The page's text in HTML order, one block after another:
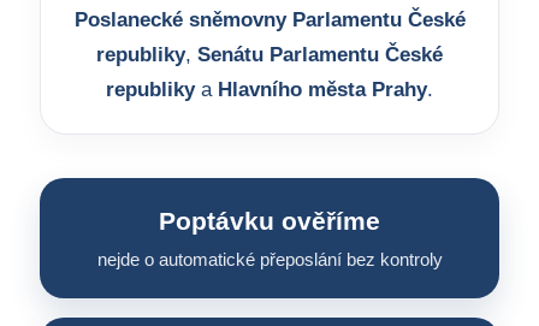
Poslanecké sněmovny Parlamentu České
republiky, Senátu Parlamentu České
republikya Hlavního města Prahy.
Poptávku ověříme
nejde o automatické přeposlání bez kontroly